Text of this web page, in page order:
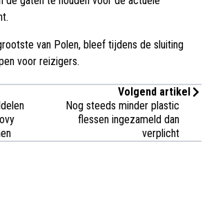
van Polen, bleef tijdens de sluiting
voor reizigers.
Volgend artikel
Nog steeds minder plastic
flessen ingezameld dan
verplicht